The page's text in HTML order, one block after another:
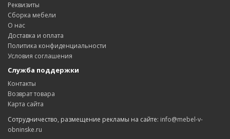
Реквизиты
Сборка мебели
О нас
Доставка и оплата
Политика конфиденциальности
Условия соглашения
Служба поддержки
Контакты
Возврат товара
Карта сайта
Сотрудничество, размещение рекламы на сайте: info@mebel-v-
obninske.ru